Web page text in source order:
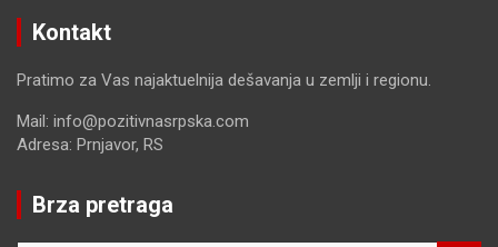
Kontakt
Pratimo za Vas najaktuelnija dešavanja u zemlji i regionu.
Mail: info@pozitivnasrpska.com
Adresa: Prnjavor, RS
Brza pretraga